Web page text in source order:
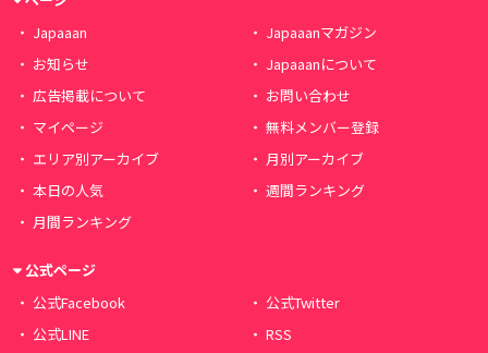
Japaaan
Japaaanマガジン
お知らせ
Japaaanについて
広告掲載について
お問い合わせ
マイページ
無料メンバー登録
エリア別アーカイブ
月別アーカイブ
本日の人気
週間ランキング
月間ランキング
公式ページ
公式Facebook
公式Twitter
公式LINE
RSS